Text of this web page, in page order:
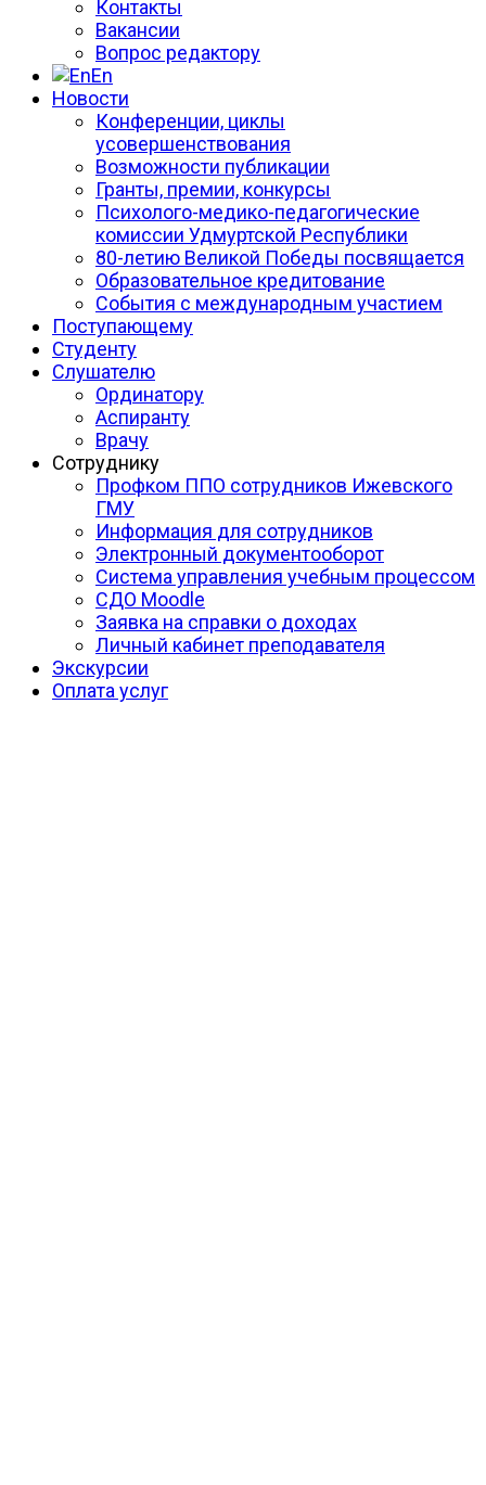
Контакты
Вакансии
Вопрос редактору
En
Новости
Конференции, циклы
усовершенствования
Возможности публикации
Гранты, премии, конкурсы
Психолого-медико-педагогические
комиссии Удмуртской Республики
80-летию Великой Победы посвящается
Образовательное кредитование
События с международным участием
Поступающему
Студенту
Слушателю
Ординатору
Аспиранту
Врачу
Сотруднику
Профком ППО сотрудников Ижевского
ГМУ
Информация для сотрудников
Электронный документооборот
Система управления учебным процессом
СДО Moodle
Заявка на справки о доходах
Личный кабинет преподавателя
Экскурсии
Оплата услуг